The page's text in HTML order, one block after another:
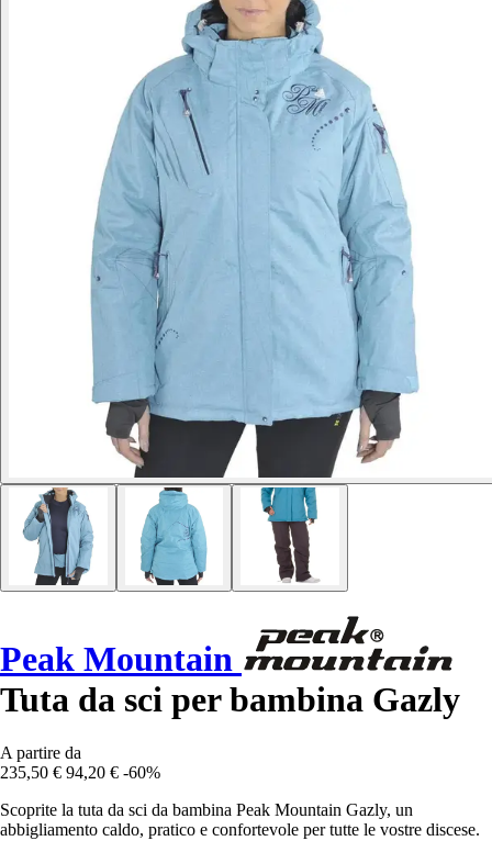
Peak Mountain
Tuta da sci per bambina Gazly
A partire da
235,50 € 94,20 € -60%
Scoprite la tuta da sci da bambina Peak Mountain Gazly, un
abbigliamento caldo, pratico e confortevole per tutte le vostre discese.